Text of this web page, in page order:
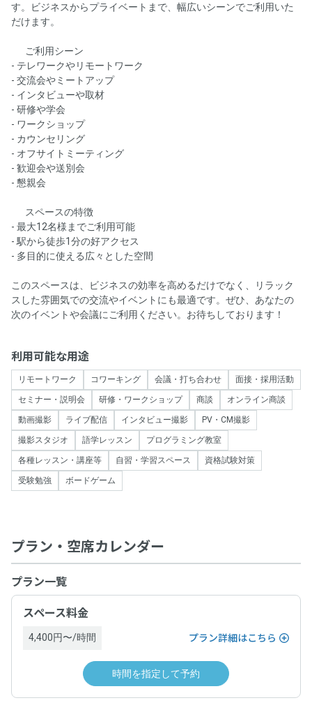
す。ビジネスからプライベートまで、幅広いシーンでご利用いた
だけます。
🎯 ご利用シーン
- テレワークやリモートワーク
- 交流会やミートアップ
- インタビューや取材
- 研修や学会
- ワークショップ
- カウンセリング
- オフサイトミーティング
- 歓迎会や送別会
- 懇親会
🚪 スペースの特徴
- 最大12名様までご利用可能
- 駅から徒歩1分の好アクセス
- 多目的に使える広々とした空間
このスペースは、ビジネスの効率を高めるだけでなく、リラック
スした雰囲気での交流やイベントにも最適です。ぜひ、あなたの
次のイベントや会議にご利用ください。お待ちしております！ 😊
利用可能な用途
リモートワーク コワーキング 会議・打ち合わせ 面接・採用活動
セミナー・説明会 研修・ワークショップ 商談 オンライン商談
動画撮影 ライブ配信 インタビュー撮影 PV・CM撮影
撮影スタジオ 語学レッスン プログラミング教室
各種レッスン・講座等 自習・学習スペース 資格試験対策
受験勉強 ボードゲーム
プラン・空席カレンダー
プラン一覧
スペース料金
4,400円〜/時間 プラン詳細はこちら
時間を指定して予約